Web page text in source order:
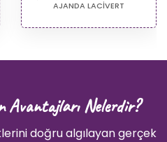
AJANDA LACİVERT
Avantajları Nelerdir?
doğru algılayan gerçek